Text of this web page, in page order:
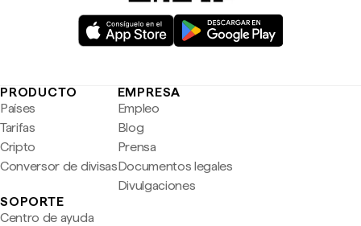
PRODUCTO
Países
Tarifas
Cripto
Conversor de divisas
EMPRESA
Empleo
Blog
Prensa
Documentos legales
Divulgaciones
SOPORTE
Centro de ayuda